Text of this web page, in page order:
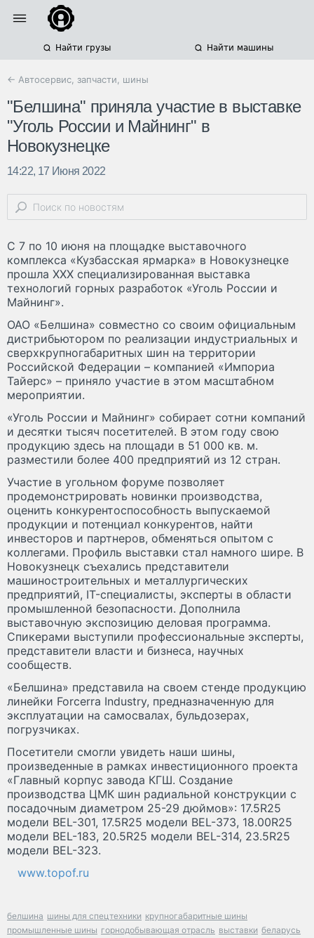
Найти грузы Найти машины
← Автосервис, запчасти, шины
"Белшина" приняла участие в выставке
"Уголь России и Майнинг" в
Новокузнецке
14:22, 17 Июня 2022
С 7 по 10 июня на площадке выставочного
комплекса «Кузбасская ярмарка» в Новокузнецке
прошла XXX специа­лизированная выставка
технологий горных разработок «Уголь России и
Майнинг».
ОАО «Белшина» совместно со своим официальным
дистрибьютором по реализации индустриальных и
сверхкрупногабаритных шин на территории
Российской Федерации – компанией «Импориа
Тайерс» – приняло участие в этом масштабном
мероприятии.
«Уголь России и Майнинг» собирает сотни компаний
и десятки тысяч посетителей. В этом году свою
продукцию здесь на площади в 51 000 кв. м.
разместили более 400 предприятий из 12 стран.
Участие в угольном форуме позволяет
продемонстрировать новинки производства,
оценить конкурентоспособность выпус­каемой
продукции и потенциал конкурентов, найти
инвесторов и партнеров, обменяться опытом с
коллегами. Профиль выставки стал намного шире. В
Новокузнецк съехались представители
машиностроительных и металлургических
предприятий, IT-специалисты, эксперты в области
промышленной безопасности. Дополнила
выставочную экспозицию деловая программа.
Спикерами выступили профессио­нальные эксперты,
представители власти и бизнеса, научных
сообществ.
«Белшина» представила на своем стенде продукцию
линейки Forcerra Industry, предназначенную для
эксплуатации на самосвалах, бульдозерах,
погрузчиках.
Посетители смогли увидеть наши шины,
произведенные в рамках инвестиционного проекта
«Главный корпус завода КГШ. Создание
производства ЦМК шин радиальной конструкции с
посадочным диаметром 25-29 дюймов»: 17.5R25
модели BEL-301, 17.5R25 модели BEL-373, 18.00R25
модели BEL-183, 20.5R25 модели BEL-314, 23.5R25
модели BEL-323.
www.topof.ru
белшина шины для спецтехники крупногабаритные шины
промышленные шины горнодобывающая отрасль выставки беларусь